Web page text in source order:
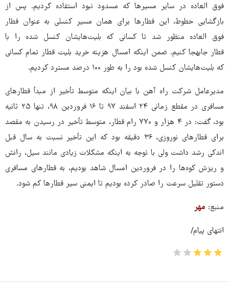
فوق العاده در سایر مسیرها که مسدود نبود استفاده کردیم. پس از
بازگشایی خطوط، این قطارها برای همان مسیر کنسلی به عنوان قطار
فوق العاده منظور شد تا کسانی که بلیت‌هایشان کنسل شده را با
قطار جابهجا کنیم. ضمن اینکه امسال هزینه خرید بلیت قطار تمام کسانی
که بلیت‌هایشان کنسل شده بود را به طور ۱۰۰ درصد مسترد کردیم.
مدیرعامل شرکت راه آهن با بیان اینکه متوسط تأخیر از مبدأ قطارهای
مسافری در مقطع زمانی ۲۴ اسفند ۹۷ تا ۱۶ فروردین ۹۸، تنها ۲۵ ثانیه
بود، گفت: در ۴ هزار و ۷۷۰ رام قطار، متوسط تأخیر در رسیدن به مقصد
برای قطارهای نوروزی، ۳۶ دقیقه بود که این تأخیر نسبت به سال قبل
اندکی رشد داشت ولی با توجه به اینکه مشکلات زیادی مانند سیل، رانش
و ریزش کوه‌ها را در فروردین امسال شاهد بودیم، به قطارهای مسافری
دستور تقلیل سرعت را صادر کرده بودیم تا ایمنی سیر قطارها کم شود.
منبع: مهر
انتهای پیام/